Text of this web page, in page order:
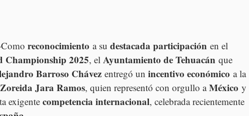
reconocimiento a su destacada participación en el
2025, el Ayuntamiento de Tehuacán que
Barroso Chávez entregó un incentivo económico a la
Zoreida Jara Ramos, quien representó con orgullo a México y
exigente competencia internacional, celebrada recientemente